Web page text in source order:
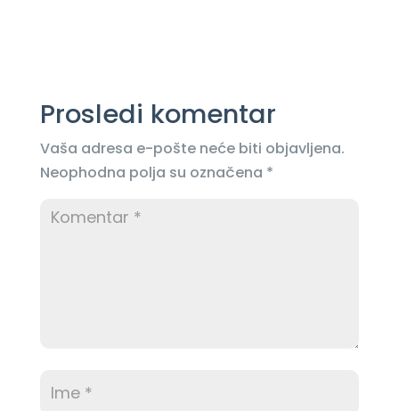
Prosledi komentar
Vaša adresa e-pošte neće biti objavljena.
Neophodna polja su označena *